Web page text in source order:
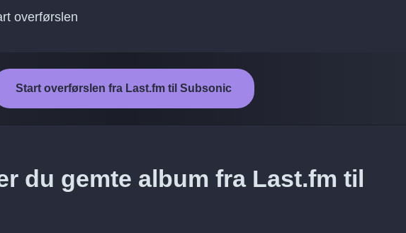
overførslen
Start overførslen fra Last.fm til Subsonic
du gemte album fra Last.fm til